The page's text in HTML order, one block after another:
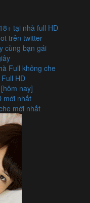
tại nhà full HD
trên twitter
cùng bạn gái
Full không che
HD
nay]
mới nhất
mới nhất